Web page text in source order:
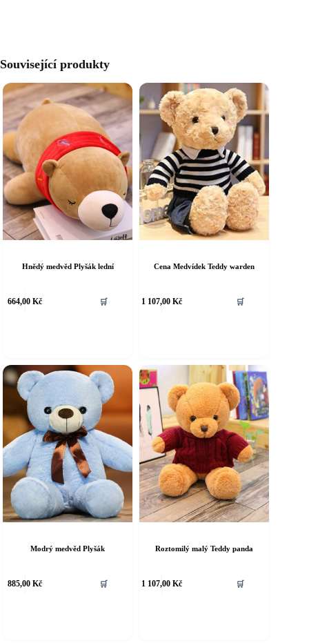
Související produkty
Hnědý medvěd Plyšák lední
664,00Kč 🛒
Cena Medvídek Teddy warden
1 107,00 Kč 🛒
Modrý medvěd Plyšák
885,00Kč 🛒
Roztomilý malý Teddy panda
1 107,00 Kč 🛒